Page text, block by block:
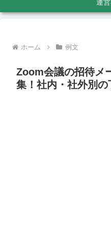
運
ホーム 例文
Zoom会議の招待メ
集！社内・社外別の